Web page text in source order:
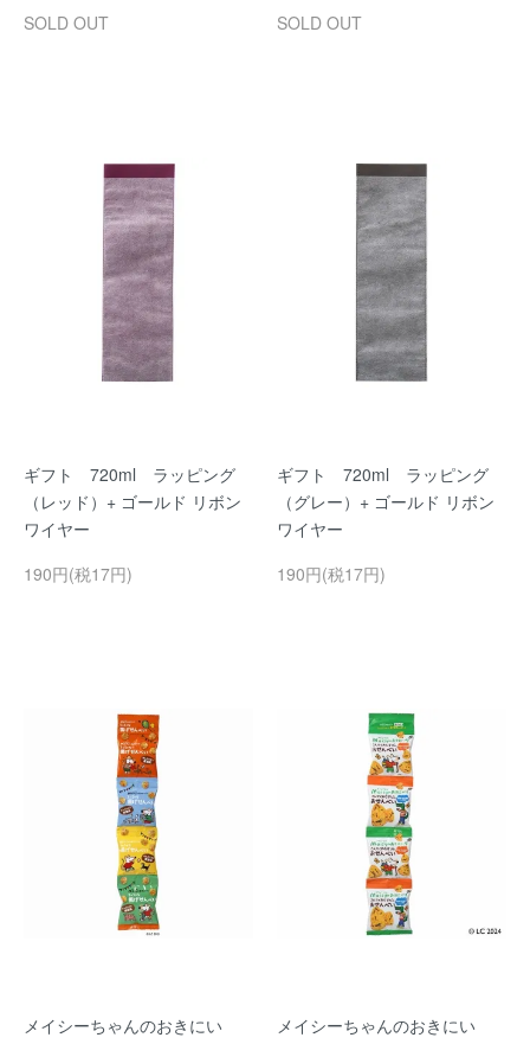
SOLD OUT
SOLD OUT
ギフト 720ml ラッピング
（レッド）+ ゴールド リボン
ワイヤー
190円(税17円)
ギフト 720ml ラッピング
（グレー）+ ゴールド リボン
ワイヤー
190円(税17円)
メイシーちゃんのおきにい
メイシーちゃんのおきにい